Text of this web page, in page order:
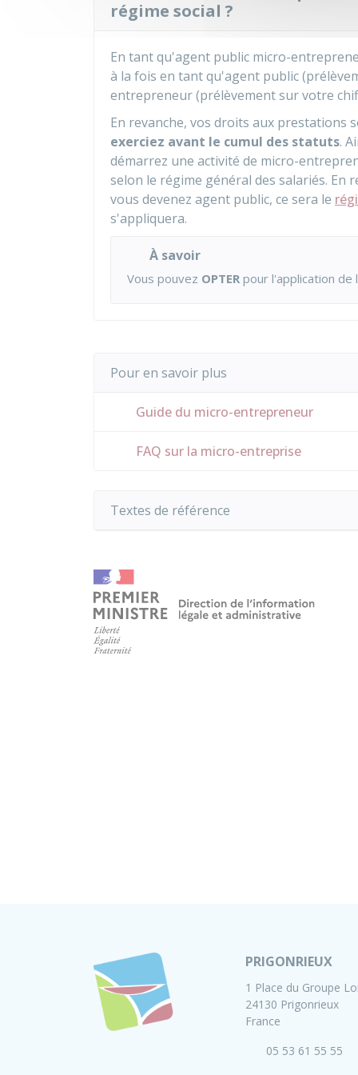
régime social ?
En tant qu'agent public micro-
à la fois en tant qu'agent public
entrepreneur (prélèvement sur votre
En revanche, vos droits aux prestations
exerciez avant le cumul des statuts.
démarrez une activité de micro-
selon le régime général des salariés. En
vous devenez agent public, ce sera le
s'appliquera.
À savoir
Vous pouvez OPTER pour l'application de
Pour en savoir plus
Guide du micro-entrepreneur
FAQ sur la micro-entreprise
Textes de référence
PRIGONRIEUX
1 Place du Groupe
24130 Prigonrieux
France
05 53 61 55 55